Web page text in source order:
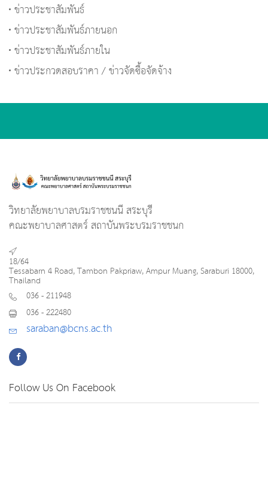
ข่าวประชาสัมพันธ์
ข่าวประชาสัมพันธ์ภายนอก
ข่าวประชาสัมพันธ์ภายใน
ข่าวประกวดสอบราคา / ข่าวจัดซื้อจัดจ้าง
วิทยาลัยพยาบาลบรมราชชนนี สระบุรี
คณะพยาบาลศาสตร์ สถาบันพระบรมราชชนก
18/64
Tessabarn 4 Road, Tambon Pakpriaw, Ampur Muang, Saraburi 18000,
Thailand
036 - 211948
036 - 222480
saraban@bcns.ac.th
Follow Us On Facebook